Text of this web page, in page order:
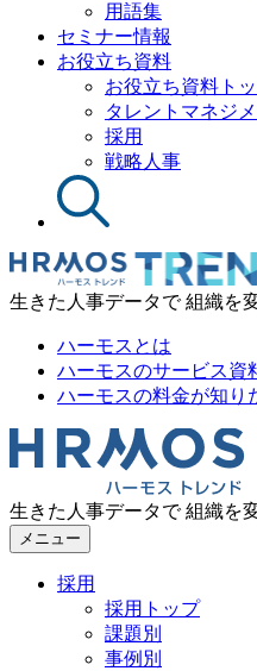
用語集
セミナー情報
お役立ち資料
お役立ち資料ト
タレントマネジ
採用
戦略人事
生きた人事データで 組織を
ハーモスとは
ハーモスのサービス資
ハーモスの料金が知り
生きた人事データで 組織を
メニュー
採用
採用トップ
課題別
事例別